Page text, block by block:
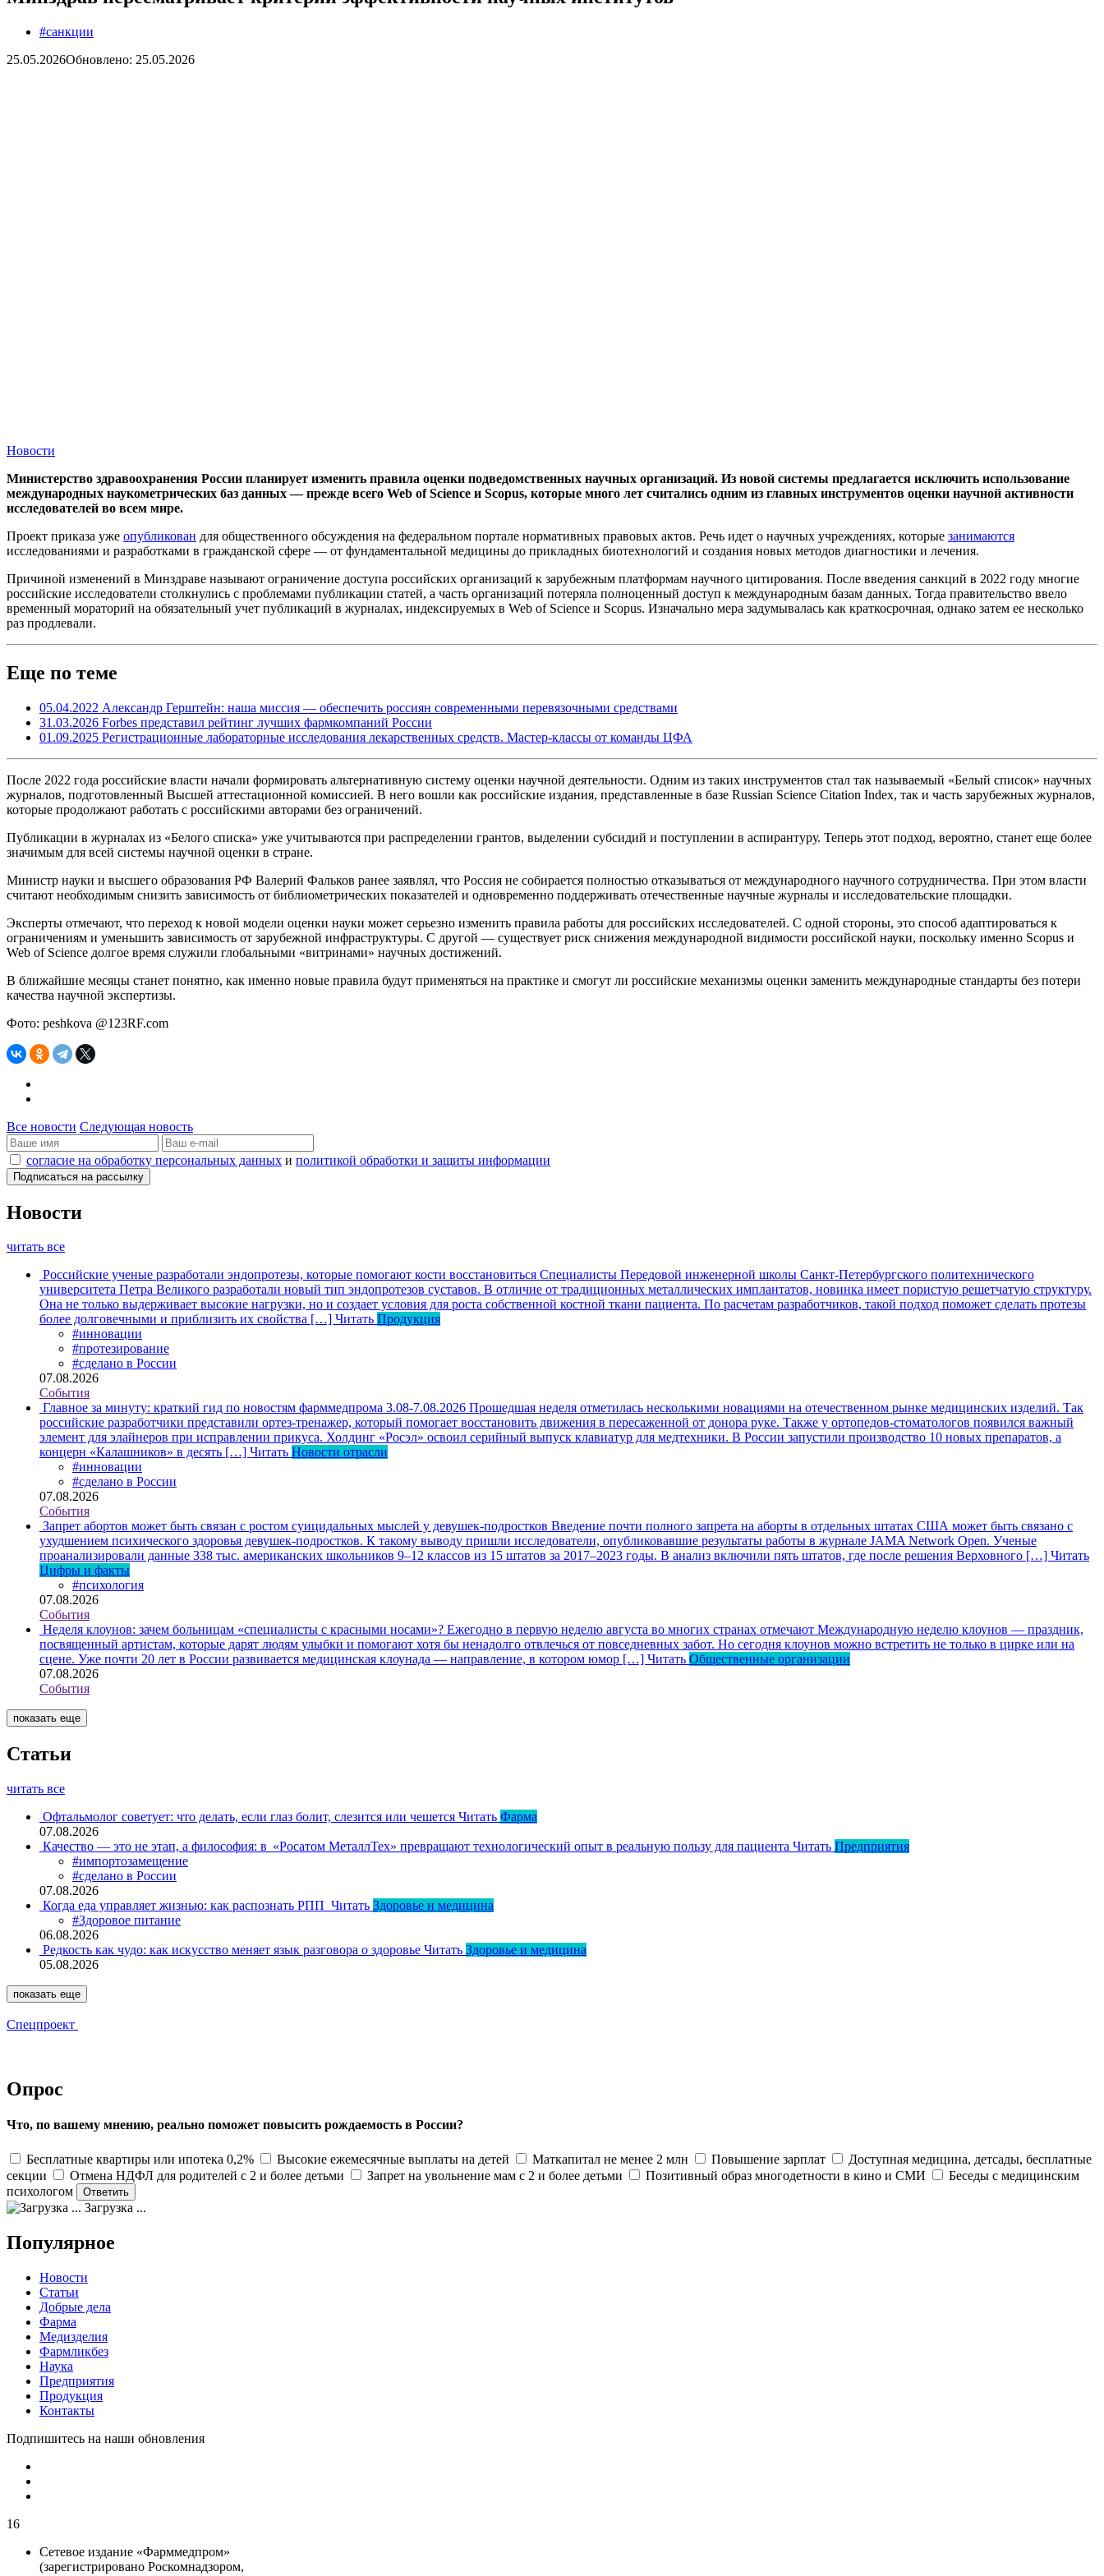
#санкции
25.05.2026Обновлено: 25.05.2026
Новости
Министерство здравоохранения России планирует изменить правила оценки подведомственных научных организаций. Из новой системы предлагается исключить использование
международных наукометрических баз данных — прежде всего Web of Science и Scopus, которые много лет считались одним из главных инструментов оценки научной активности
исследователей во всем мире.
Проект приказа уже опубликован для общественного обсуждения на федеральном портале нормативных правовых актов. Речь идет о научных учреждениях, которые занимаются
исследованиями и разработками в гражданской сфере — от фундаментальной медицины до прикладных биотехнологий и создания новых методов диагностики и лечения.
Причиной изменений в Минздраве называют ограничение доступа российских организаций к зарубежным платформам научного цитирования. После введения санкций в 2022 году многие
российские исследователи столкнулись с проблемами публикации статей, а часть организаций потеряла полноценный доступ к международным базам данных. Тогда правительство ввело
временный мораторий на обязательный учет публикаций в журналах, индексируемых в Web of Science и Scopus. Изначально мера задумывалась как краткосрочная, однако затем ее несколько
раз продлевали.
Еще по теме
05.04.2022 Александр Герштейн: наша миссия — обеспечить россиян современными перевязочными средствами
31.03.2026 Forbes представил рейтинг лучших фармкомпаний России
01.09.2025 Регистрационные лабораторные исследования лекарственных средств. Мастер-классы от команды ЦФА
После 2022 года российские власти начали формировать альтернативную систему оценки научной деятельности. Одним из таких инструментов стал так называемый «Белый список» научных
журналов, подготовленный Высшей аттестационной комиссией. В него вошли как российские издания, представленные в базе Russian Science Citation Index, так и часть зарубежных журналов,
которые продолжают работать с российскими авторами без ограничений.
Публикации в журналах из «Белого списка» уже учитываются при распределении грантов, выделении субсидий и поступлении в аспирантуру. Теперь этот подход, вероятно, станет еще более
значимым для всей системы научной оценки в стране.
Министр науки и высшего образования РФ Валерий Фальков ранее заявлял, что Россия не собирается полностью отказываться от международного научного сотрудничества. При этом власти
считают необходимым снизить зависимость от библиометрических показателей и одновременно поддерживать отечественные научные журналы и исследовательские площадки.
Эксперты отмечают, что переход к новой модели оценки науки может серьезно изменить правила работы для российских исследователей. С одной стороны, это способ адаптироваться к
ограничениям и уменьшить зависимость от зарубежной инфраструктуры. С другой — существует риск снижения международной видимости российской науки, поскольку именно Scopus и
Web of Science долгое время служили глобальными «витринами» научных достижений.
В ближайшие месяцы станет понятно, как именно новые правила будут применяться на практике и смогут ли российские механизмы оценки заменить международные стандарты без потери
качества научной экспертизы.
Фото: peshkova @123RF.com
Все новости Следующая новость
согласие на обработку персональных данных и политикой обработки и защиты информации
Новости
читать все
Российские ученые разработали эндопротезы, которые помогают кости восстановиться Специалисты Передовой инженерной школы Санкт-Петербургского политехнического
университета Петра Великого разработали новый тип эндопротезов суставов. В отличие от традиционных металлических имплантатов, новинка имеет пористую решетчатую структуру.
Она не только выдерживает высокие нагрузки, но и создает условия для роста собственной костной ткани пациента. По расчетам разработчиков, такой подход поможет сделать протезы
более долговечными и приблизить их свойства […] Читать Продукция
#инновации
#протезирование
#сделано в России
07.08.2026
События
Главное за минуту: краткий гид по новостям фарммедпрома 3.08-7.08.2026 Прошедшая неделя отметилась несколькими новациями на отечественном рынке медицинских изделий. Так
российские разработчики представили ортез-тренажер, который помогает восстановить движения в пересаженной от донора руке. Также у ортопедов-стоматологов появился важный
элемент для элайнеров при исправлении прикуса. Холдинг «Росэл» освоил серийный выпуск клавиатур для медтехники. В России запустили производство 10 новых препаратов, а
концерн «Калашников» в десять […] Читать Новости отрасли
#инновации
#сделано в России
07.08.2026
События
Запрет абортов может быть связан с ростом суицидальных мыслей у девушек-подростков Введение почти полного запрета на аборты в отдельных штатах США может быть связано с
ухудшением психического здоровья девушек-подростков. К такому выводу пришли исследователи, опубликовавшие результаты работы в журнале JAMA Network Open. Ученые
проанализировали данные 338 тыс. американских школьников 9–12 классов из 15 штатов за 2017–2023 годы. В анализ включили пять штатов, где после решения Верховного […] Читать
Цифры и факты
#психология
07.08.2026
События
Неделя клоунов: зачем больницам «специалисты с красными носами»? Ежегодно в первую неделю августа во многих странах отмечают Международную неделю клоунов — праздник,
посвященный артистам, которые дарят людям улыбки и помогают хотя бы ненадолго отвлечься от повседневных забот. Но сегодня клоунов можно встретить не только в цирке или на
сцене. Уже почти 20 лет в России развивается медицинская клоунада — направление, в котором юмор […] Читать Общественные организации
07.08.2026
События
показать еще
Статьи
читать все
Офтальмолог советует: что делать, если глаз болит, слезится или чешется Читать Фарма
07.08.2026
Качество — это не этап, а философия: в «Росатом МеталлТех» превращают технологический опыт в реальную пользу для пациента Читать Предприятия
#импортозамещение
#сделано в России
07.08.2026
Когда еда управляет жизнью: как распознать РПП Читать Здоровье и медицина
#Здоровое питание
06.08.2026
Редкость как чудо: как искусство меняет язык разговора о здоровье Читать Здоровье и медицина
05.08.2026
показать еще
Спецпроект
Опрос
Что, по вашему мнению, реально поможет повысить рождаемость в России?
Бесплатные квартиры или ипотека 0,2% Высокие ежемесячные выплаты на детей Маткапитал не менее 2 млн Повышение зарплат
Доступная медицина, детсады, бесплатные
секции
Отмена НДФЛ для родителей с 2 и более детьми Запрет на увольнение мам с 2 и более детьми Позитивный образ многодетности в кино и СМИ
Беседы с медицинским
психологом
Загрузка ...
Популярное
Новости
Статьи
Добрые дела
Фарма
Медизделия
Фармликбез
Наука
Предприятия
Продукция
Контакты
Подпишитесь на наши обновления
16
Сетевое издание «Фарммедпром»
(зарегистрировано Роскомнадзором,